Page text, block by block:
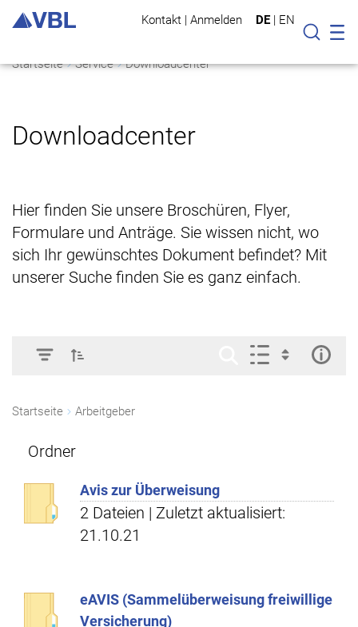
Kontakt | Anmelden DE | EN
Suche
Startseite Service Downloadcenter
Downloadcenter
Hier finden Sie unsere Broschüren, Flyer,
Formulare und Anträge. Sie wissen nicht, wo
sich Ihr gewünschtes Dokument befindet? Mit
unserer Suche finden Sie es ganz einfach.
Startseite Arbeitgeber
Ordner
Avis zur Überweisung
2 Dateien | Zuletzt aktualisiert:
21.10.21
eAVIS (Sammelüberweisung freiwillige
Versicherung)